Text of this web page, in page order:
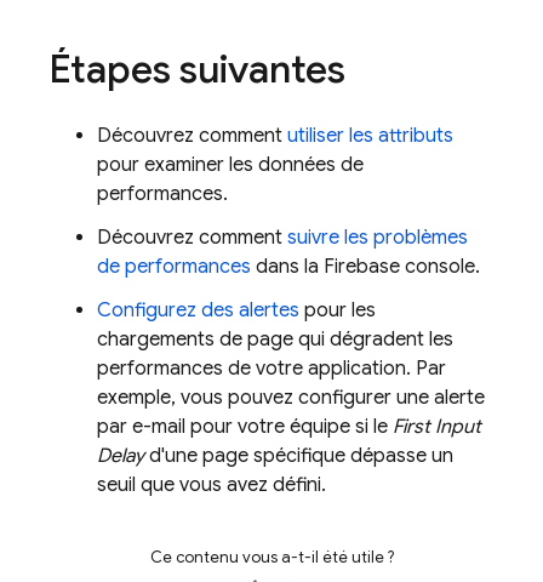
Étapes suivantes
Découvrez comment utiliser les attributs
pour examiner les données de
performances.
Découvrez comment suivre les problèmes
de performances dans la Firebase console.
Configurez des alertes pour les
chargements de page qui dégradent les
performances de votre application. Par
exemple, vous pouvez configurer une alerte
par e-mail pour votre équipe si le First Input
Delayd'une page spécifique dépasse un
seuil que vous avez défini.
Ce contenu vous a-t-il été utile ?